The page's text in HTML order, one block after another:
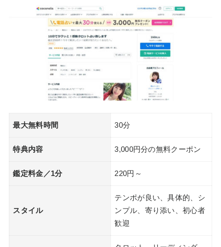
最大無料時間 30分
特典内容 3,000円分の無料クーポン
鑑定料金／1分 220円～
スタイル
テンポが良い、具体的、シ
ンプル、寄り添い、初心者
歓迎